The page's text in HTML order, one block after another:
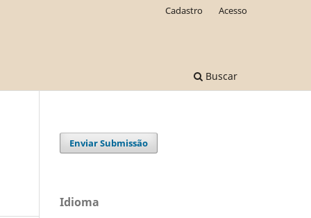
Buscar
Cadastro Acesso
Enviar Submissão
Idioma